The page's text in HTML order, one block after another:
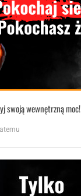
swoją wewnętrzną moc!